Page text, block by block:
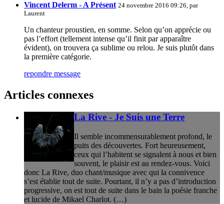
Vincent Delerm - A Présent 24 novembre 2016 09:26, par
Laurent
Un chanteur proustien, en somme. Selon qu’on apprécie ou
pas l’effort (tellement intense qu’il finit par apparaître
évident), on trouvera ça sublime ou relou. Je suis plutôt dans
la première catégorie.
repondre message
Articles connexes
La Rive - Je Suis une Terre
Il semble incommensurablement profond, le
puits des découvertes. Fort heureusement,
ceux qui l’habitent se signalent à nous et bien
souvent, le plaisir est au rendez-vous. Voici
donc La Rive, duo chant/musique avec qui la connivence
s’est établie tout de suite. Pourtant, il n’y a pas d’introduction
progressive, on est tout de suite dans le bain la poésie franche
et lucide de Mikael Charlot. (…)